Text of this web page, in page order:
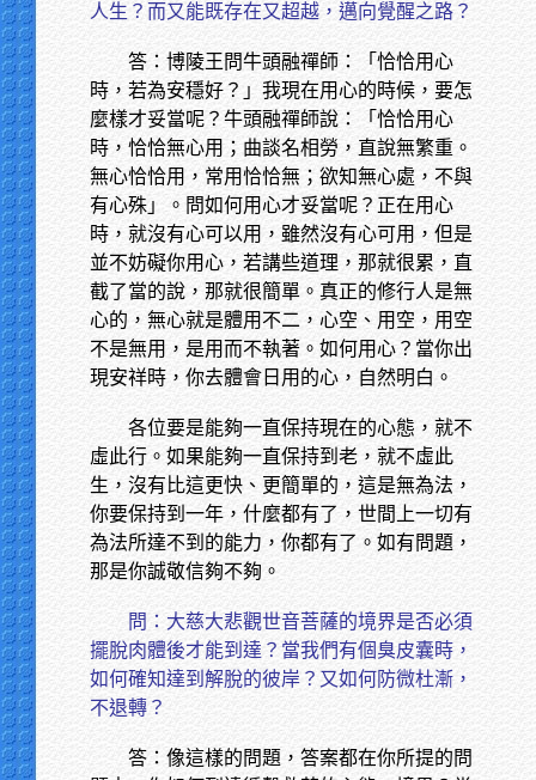
人生？而又能既存在又超越，邁向覺醒之路？
答：博陵王問牛頭融禪師：「恰恰用心
時，若為安穩好？」我現在用心的時候，要怎
麼樣才妥當呢？牛頭融禪師說：「恰恰用心
時，恰恰無心用；曲談名相勞，直說無繁重。
無心恰恰用，常用恰恰無；欲知無心處，不與
有心殊」。問如何用心才妥當呢？正在用心
時，就沒有心可以用，雖然沒有心可用，但是
並不妨礙你用心，若講些道理，那就很累，直
截了當的說，那就很簡單。真正的修行人是無
心的，無心就是體用不二，心空、用空，用空
不是無用，是用而不執著。如何用心？當你出
現安祥時，你去體會日用的心，自然明白。
各位要是能夠一直保持現在的心態，就不
虛此行。如果能夠一直保持到老，就不虛此
生，沒有比這更快、更簡單的，這是無為法，
你要保持到一年，什麼都有了，世間上一切有
為法所達不到的能力，你都有了。如有問題，
那是你誠敬信夠不夠。
問：大慈大悲觀世音菩薩的境界是否必須
擺脫肉體後才能到達？當我們有個臭皮囊時，
如何確知達到解脫的彼岸？又如何防微杜漸，
不退轉？
答：像這樣的問題，答案都在你所提的問